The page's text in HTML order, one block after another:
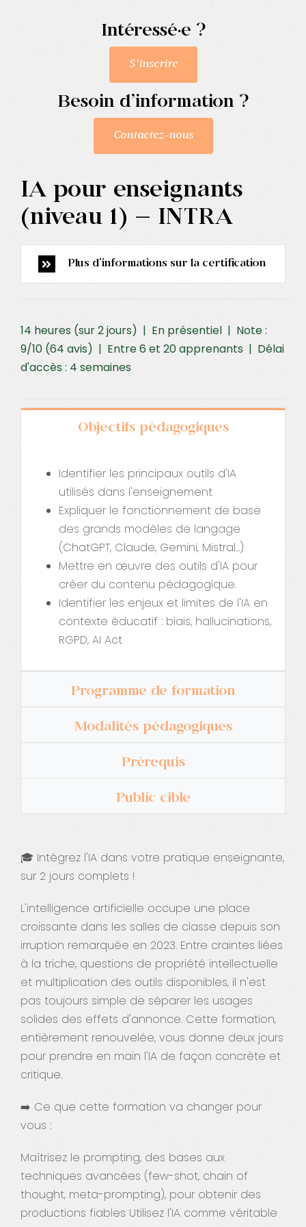
Intéressé·e ?
S’inscrire
Besoin d’information ?
Contactez-nous
IA pour enseignants
(niveau 1) – INTRA
Plus d'informations sur la certification
14 heures (sur 2 jours) | En présentiel | Note :
9/10 (64 avis) | Entre 6 et 20 apprenants | Délai
d'accès : 4 semaines
Objectifs pédagogiques
Identifier les principaux outils d'IA
utilisés dans l'enseignement
Expliquer le fonctionnement de base
des grands modèles de langage
(ChatGPT, Claude, Gemini, Mistral...)
Mettre en œuvre des outils d'IA pour
créer du contenu pédagogique.
Identifier les enjeux et limites de l'IA en
contexte éducatif : biais, hallucinations,
RGPD, AI Act
Programme de formation
Modalités pédagogiques
Prérequis
Public cible
🎓 Intégrez l'IA dans votre pratique enseignante,
sur 2 jours complets !
L'intelligence artificielle occupe une place
croissante dans les salles de classe depuis son
irruption remarquée en 2023. Entre craintes liées
à la triche, questions de propriété intellectuelle
et multiplication des outils disponibles, il n'est
pas toujours simple de séparer les usages
solides des effets d'annonce. Cette formation,
entièrement renouvelée, vous donne deux jours
pour prendre en main l'IA de façon concrète et
critique.
➡️ Ce que cette formation va changer pour
vous :
Maîtrisez le prompting, des bases aux
techniques avancées (few-shot, chain of
thought, meta-prompting), pour obtenir des
productions fiables Utilisez l'IA comme véritable